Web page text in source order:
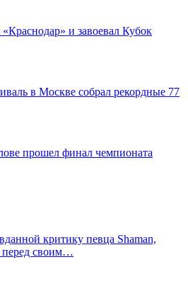
и завоевал Кубок
в Москве собрал рекордные 77
прошел финал чемпионата
критику певца Shaman,
перед своим…